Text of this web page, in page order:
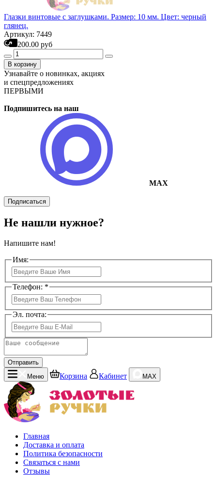
Глазки винтовые с заглушками. Размер: 10 мм. Цвет: черный
глянец.
Артикул: 7449
200.00 руб
В корзину
Узнавайте о новинках, акциях
и спецпредложениях
ПЕРВЫМИ
Подпишитесь на наш
MAX
Подписаться
Не нашли нужное?
Напишите нам!
Имя:
Телефон: *
Эл. почта:
Отправить
Меню
Корзина Кабинет MAX
Главная
Доставка и оплата
Политика безопасности
Связаться с нами
Отзывы